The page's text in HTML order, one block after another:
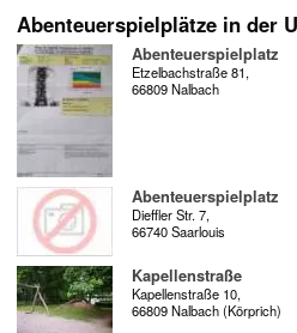
Abenteuerspielplätze in der
Abenteuerspielplatz
Etzelbachstraße 81,
66809 Nalbach
Abenteuerspielplatz
Dieffler Str. 7,
66740 Saarlouis
Kapellenstraße
Kapellenstraße 10,
66809 Nalbach (Körprich)